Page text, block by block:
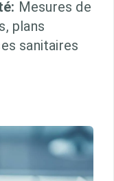
Mesures de
plans
sanitaires